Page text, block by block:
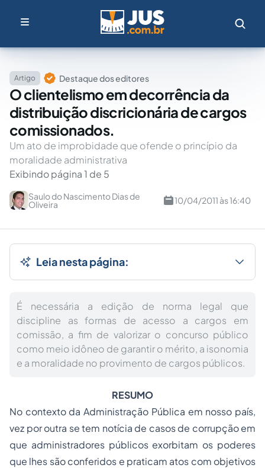
Artigo Destaque dos editores
O clientelismo em decorrência da
distribuição discricionária de cargos
comissionados.
Um ato de improbidade que ofende o princípio da
moralidade administrativa
Exibindo página 1 de 5
Saulo do Nascimento Dias de
Oliveira 10/04/2011 às 16:40
Leia nesta página:
É necessária a edição de norma legal que
discipline as formas de acesso a cargos em
comissão, a fim de valorizar o concurso público
como meio idôneo de garantir o mérito, a isonomia
e a moralidade no provimento de cargos públicos.
RESUMO
No contexto da Administração Pública em nosso país,
vez por outra se tem notícia de casos de corrupção em
que administradores públicos exorbitam os poderes
que lhes são conferidos e praticam atos com objetivos